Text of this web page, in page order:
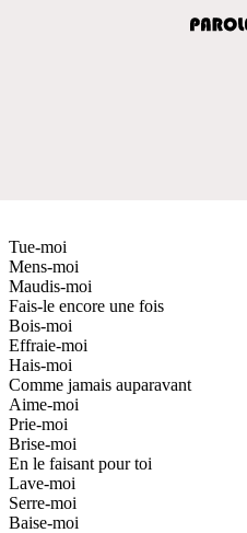
Tue-moi
Mens-moi
Maudis-moi
Fais-le encore une fois
Bois-moi
Effraie-moi
Hais-moi
Comme jamais auparavant
Aime-moi
Prie-moi
Brise-moi
En le faisant pour toi
Lave-moi
Serre-moi
Baise-moi